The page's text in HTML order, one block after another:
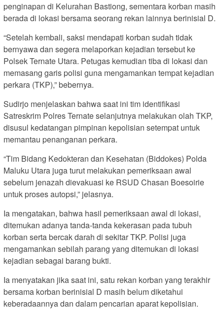
penginapan di Kelurahan Bastiong, sementara korban masih
berada di lokasi bersama seorang rekan lainnya berinisial D.
“Setelah kembali, saksi mendapati korban sudah tidak
bernyawa dan segera melaporkan kejadian tersebut ke
Polsek Ternate Utara. Petugas kemudian tiba di lokasi dan
memasang garis polisi guna mengamankan tempat kejadian
perkara (TKP),” bebernya.
Sudirjo menjelaskan bahwa saat ini tim identifikasi
Satreskrim Polres Ternate selanjutnya melakukan olah TKP,
disusul kedatangan pimpinan kepolisian setempat untuk
memantau penanganan perkara.
“Tim Bidang Kedokteran dan Kesehatan (Biddokes) Polda
Maluku Utara juga turut melakukan pemeriksaan awal
sebelum jenazah dievakuasi ke RSUD Chasan Boesoirie
untuk proses autopsi,” jelasnya.
Ia mengatakan, bahwa hasil pemeriksaan awal di lokasi,
ditemukan adanya tanda-tanda kekerasan pada tubuh
korban serta bercak darah di sekitar TKP. Polisi juga
mengamankan sebilah parang yang ditemukan di lokasi
kejadian sebagai barang bukti.
Ia menyatakan jika saat ini, satu rekan korban yang terakhir
bersama korban berinisial D masih belum diketahui
keberadaannya dan dalam pencarian aparat kepolisian.